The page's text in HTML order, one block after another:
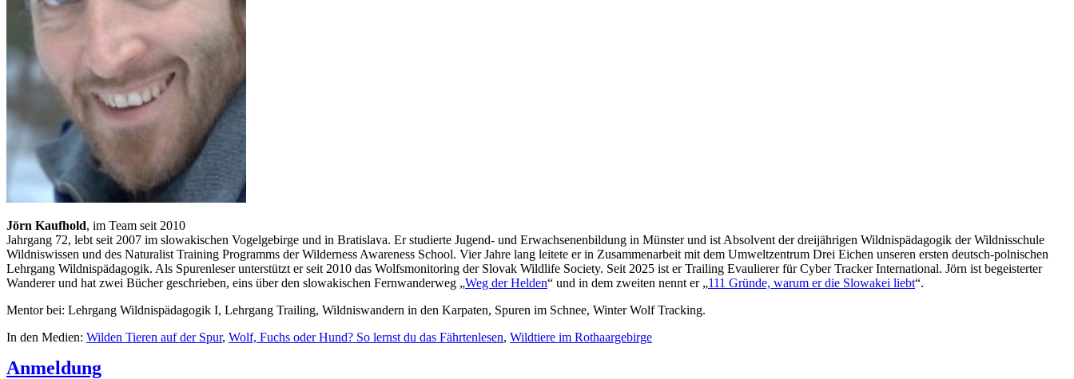
Jörn Kaufhold, im Team seit 2010
Jahrgang 72, lebt seit 2007 im slowakischen Vogelgebirge und in Bratislava. Er studierte Jugend- und Erwachsenenbildung in Münster und ist Absolvent der dreijährigen Wildnispädagogik der Wildnisschule
Wildniswissen und des Naturalist Training Programms der Wilderness Awareness School. Vier Jahre lang leitete er in Zusammenarbeit mit dem Umweltzentrum Drei Eichen unseren ersten deutsch-polnischen
Lehrgang Wildnispädagogik. Als Spurenleser unterstützt er seit 2010 das Wolfsmonitoring der Slovak Wildlife Society. Seit 2025 ist er Trailing Evaulierer für Cyber Tracker International. Jörn ist begeisterter
Wanderer und hat zwei Bücher geschrieben, eins über den slowakischen Fernwanderweg „Weg der Helden“ und in dem zweiten nennt er „111 Gründe, warum er die Slowakei liebt“.
Mentor bei: Lehrgang Wildnispädagogik I, Lehrgang Trailing, Wildniswandern in den Karpaten, Spuren im Schnee, Winter Wolf Tracking.
In den Medien: Wilden Tieren auf der Spur, Wolf, Fuchs oder Hund? So lernst du das Fährtenlesen, Wildtiere im Rothaargebirge
Anmeldung